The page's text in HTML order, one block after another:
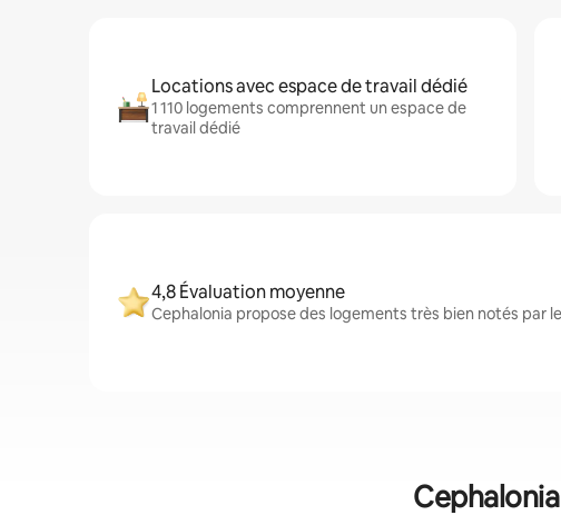
Locations avec espace de travail dédié
1 110 logements comprennent un espace de
travail dédié
4,8 Évaluation moyenne
Cephalonia propose des logements très bien notés par